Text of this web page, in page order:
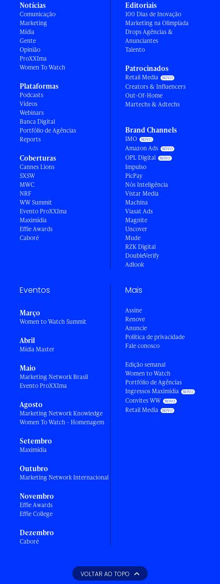
Notícias
Comunicação
Marketing
Mídia
Gente
Opinião
ProXXIma
Women To Watch
Plataformas
Podcasts
Vídeos
Webinars
Banca Digital
Portfólio de Agências
Reports
Coberturas
Cannes Lions
SXSW
MWC
NRF
WW Summit
Evento ProXXIma
Maximídia
Effie Awards
Caboré
Editoriais
100 Dias de Inovação
Marketing na Olimpíada
Drops Agências &
Anunciantes
Talento
Patrocinados
Retail Media
Creators & Influencers
Out-Of-Home
Martechs & Adtechs
Brand Channels
IMO
Amazon Ads
OPL Digital
Impulso
PicPay
Nós Inteligência
Vistar Media
Machina
Viasat Ads
Magnite
Uncover
Mude
RZK Digital
DoubleVerify
Adlook
Eventos
Março
Women to Watch Summit
Abril
Mídia Master
Maio
Marketing Network Brasil
Evento ProXXIma
Agosto
Marketing Network Knowledge
Women To Watch - Homenagem
Setembro
Maximídia
Outubro
Marketing Network Internacional
Novembro
Effie Awards
Effie College
Dezembro
Caboré
Mais
Assine
Renove
Anuncie
Política de privacidade
Fale conosco
Edição semanal
Women to Watch
Portfólio de Agências
Ingressos Maximídia
Convites WW
Retail Media
VOLTAR AO TOPO